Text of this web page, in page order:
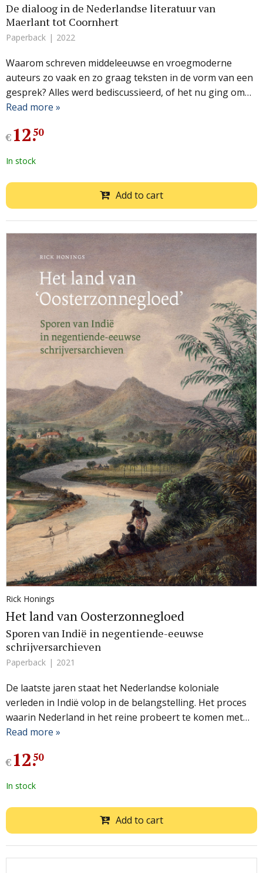
De dialoog in de Nederlandse literatuur van
Maerlant tot Coornhert
Paperback 2022
Waarom schreven middeleeuwse en vroegmoderne
auteurs zo vaak en zo graag teksten in de vorm van een
gesprek? Alles werd bediscussieerd, of het nu ging om…
Read more »
€12.
50
In stock
Add to cart
Rick Honings
Het land van Oosterzonnegloed
Sporen van Indië in negentiende-eeuwse
schrijversarchieven
Paperback 2021
De laatste jaren staat het Nederlandse koloniale
verleden in Indië volop in de belangstelling. Het proces
waarin Nederland in het reine probeert te komen met…
Read more »
€12.
50
In stock
Add to cart